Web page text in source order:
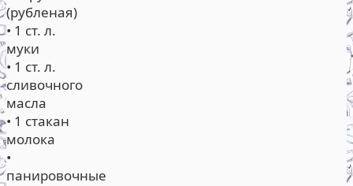
(рубленая)
• 1 ст. л.
муки
• 1 ст. л.
сливочного
масла
• 1 стакан
молока
•
панировочные